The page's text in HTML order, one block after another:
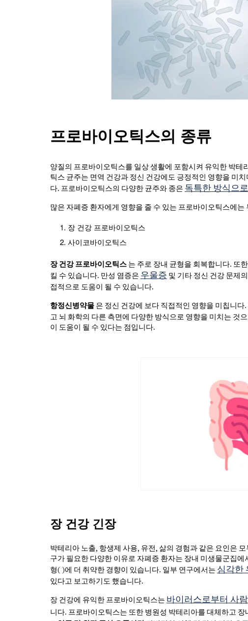
프로바이오틱스의 종류
양질의 프로바이오틱스를 일상 생활에 포함시켜 유익한 박
틱스 균주는 면역 건강과 정신 건강에도 긍정적인 영향을 미
다. 프로바이오틱스의 다양한 균주와 종은 독특한 방식으
많은 자폐증 환자에게 영향을 줄 수 있는 프로바이오틱스에는
장 건강 프로바이오틱스
사이코바이오틱스
장 건강 프로바이오틱스 는 주로 장내 균형을 회복합니다. 또
킬 수 있습니다. 만성 염증은 우울증 및 기타 정신 건강 문제
접적으로 도움이 될 수 있습니다.
항정신병약물 은 정신 건강에 보다 직접적인 영향을 미칩니다.
고 뇌 화학의 다른 측면에 다양한 방식으로 영향을 미치는 것
이 도움이 될 수 있다는 점입니다.
장 건강 긴장
박테리아 노출, 항생제 사용, 유전, 삶의 경험과 같은 요인은
구가 필요한 다양한 이유로 자폐증 환자는 장내 미생물군집
형( )에 더 취약한 경향이 있습니다. 일부 연구에서는 심각한
있다고 보고하기도 했습니다.
장 건강에 유익한 프로바이오틱스는 바이러스로부터 사
니다. 프로바이오틱스는 또한 병원성 박테리아를 대체하고 장